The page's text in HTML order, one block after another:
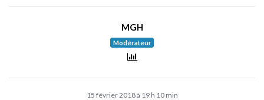
MGH
Modérateur
15 février 2018 à 19 h 10 min